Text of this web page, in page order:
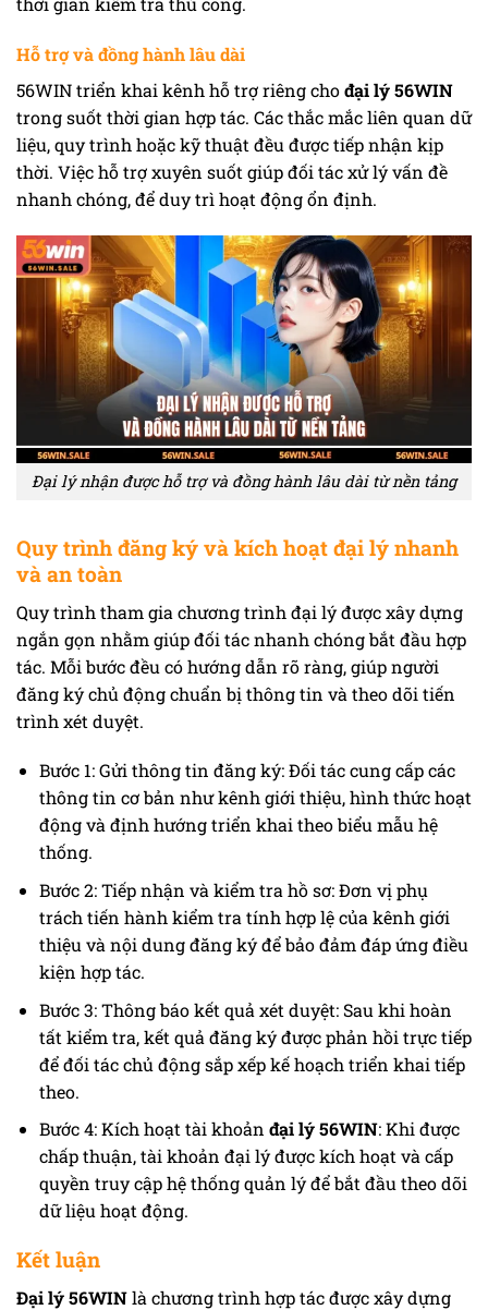
Hỗ trợ và đồng hành lâu dài
56WIN triển khai kênh hỗ trợ riêng chođại lý 56WIN
trong suốt thời gian hợp tác. Các thắc mắc liên quan dữ
liệu, quy trình hoặc kỹ thuật đều được tiếp nhận kịp
thời. Việc hỗ trợ xuyên suốt giúp đối tác xử lý vấn đề
nhanh chóng, để duy trì hoạt động ổn định.
Đại lý nhận được hỗ trợ và đồng hành lâu dài từ nền tảng
Quy trình đăng ký và kích hoạt đại lý nhanh
và an toàn
Quy trình tham gia chương trình đại lý được xây dựng
ngắn gọn nhằm giúp đối tác nhanh chóng bắt đầu hợp
tác. Mỗi bước đều có hướng dẫn rõ ràng, giúp người
đăng ký chủ động chuẩn bị thông tin và theo dõi tiến
trình xét duyệt.
Bước 1: Gửi thông tin đăng ký: Đối tác cung cấp các
thông tin cơ bản như kênh giới thiệu, hình thức hoạt
động và định hướng triển khai theo biểu mẫu hệ
thống.
Bước 2: Tiếp nhận và kiểm tra hồ sơ: Đơn vị phụ
trách tiến hành kiểm tra tính hợp lệ của kênh giới
thiệu và nội dung đăng ký để bảo đảm đáp ứng điều
kiện hợp tác.
Bước 3: Thông báo kết quả xét duyệt: Sau khi hoàn
tất kiểm tra, kết quả đăng ký được phản hồi trực tiếp
để đối tác chủ động sắp xếp kế hoạch triển khai tiếp
theo.
Bước 4: Kích hoạt tài khoản đại lý 56WIN: Khi được
chấp thuận, tài khoản đại lý được kích hoạt và cấp
quyền truy cập hệ thống quản lý để bắt đầu theo dõi
dữ liệu hoạt động.
Kết luận
Đại lý 56WINlà chương trình hợp tác được xây dựng